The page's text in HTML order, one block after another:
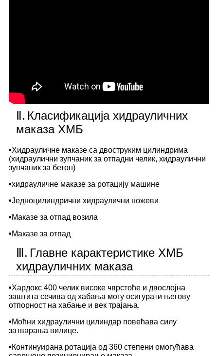
Ⅱ. Класификација хидрауличних
маказа ХМБ
•Хидрауличне маказе са двоструким цилиндрима
(хидраулични зупчаник за отпадни челик, хидраулични
зупчаник за бетон)
•хидрауличне маказе за ротацију машине
•Једноцилиндрични хидраулични ножеви
•Маказе за отпад возила
•Маказе за отпад
Ⅲ. Главне карактеристике ХМБ
хидрауличних маказа
•Хардокс 400 челик високе чврстоће и двослојна
заштита сечива од хабања могу осигурати његову
отпорност на хабање и век трајања.
•Моћни хидраулични цилиндар повећава силу
затварања вилице.
•Континуирана ротација од 360 степени омогућава